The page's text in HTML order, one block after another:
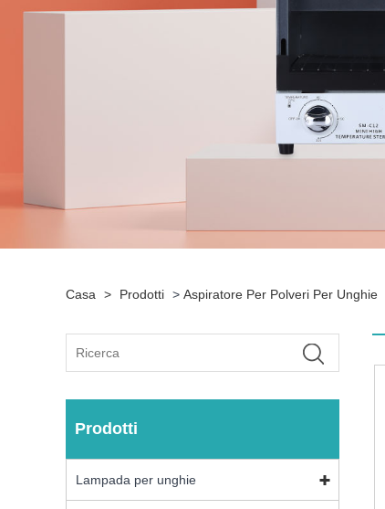
Casa > Prodotti > Aspiratore Per Polveri Per Unghie
Prodotti
Lampada per unghie